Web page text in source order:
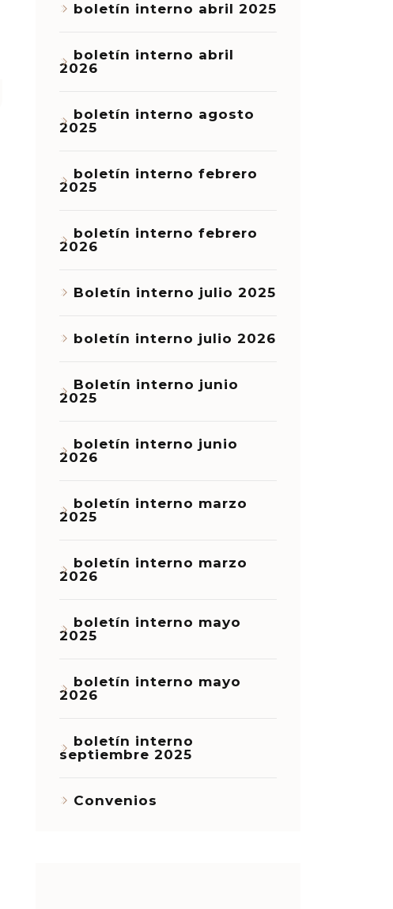
boletín interno abril 2025
boletín interno abril
2026
boletín interno agosto
2025
boletín interno febrero
2025
boletín interno febrero
2026
Boletín interno julio 2025
boletín interno julio 2026
Boletín interno junio
2025
boletín interno junio
2026
boletín interno marzo
2025
boletín interno marzo
2026
boletín interno mayo
2025
boletín interno mayo
2026
boletín interno
septiembre 2025
Convenios